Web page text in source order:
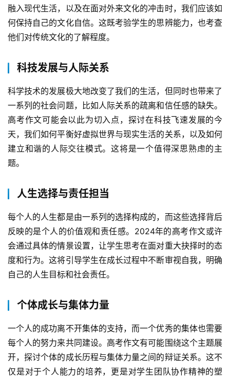
融入现代生活，以及在面对外来文化的冲击时，我们应该如
何保持自己的文化自信。这既考验学生的思辨能力，也考查
他们对传统文化的了解程度。
科技发展与人际关系
科学技术的发展极大地改变了我们的生活，但同时也带来了
一系列的社会问题，比如人际关系的疏离和信任感的缺失。
高考作文可能会以此为切入点，探讨在科技飞速发展的今
天，我们如何平衡好虚拟世界与现实生活的关系，以及如何
建立和谐的人际交往模式。这将是一个值得深思熟虑的主
题。
人生选择与责任担当
每个人的人生都是由一系列的选择构成的，而这些选择背后
反映的是个人的价值观和责任感。2024年的高考作文或许
会通过具体的情景设置，让学生思考在面对重大抉择时的态
度和行为。这将引导学生在成长过程中不断审视自我，明确
自己的人生目标和社会责任。
个体成长与集体力量
一个人的成功离不开集体的支持，而一个优秀的集体也需要
每个人的努力来共同建设。高考作文有可能围绕这个主题展
开，探讨个体的成长历程与集体力量之间的辩证关系。这不
仅是对于个人能力的培养，更是对学生团队协作精神的塑